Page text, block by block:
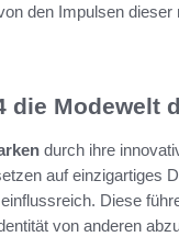
den Impulsen dieser
die Modewelt
durch ihre
auf einzigartiges
Diese
von anderen